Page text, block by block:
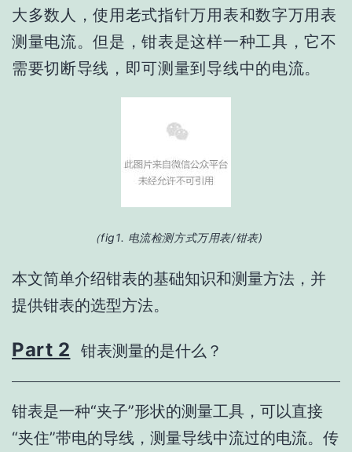
大多数人，使用老式指针万用表和数字万用表
测量电流。但是，钳表是这样一种工具，它不
需要切断导线，即可测量到导线中的电流。
（fig1. 电流检测方式万用表/钳表)
本文简单介绍钳表的基础知识和测量方法，并
提供钳表的选型方法。
Part 2 钳表测量的是什么？
钳表是一种“夹子”形状的测量工具，可以直接
“夹住”带电的导线，测量导线中流过的电流。传